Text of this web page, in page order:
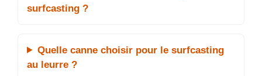
surfcasting ?
Quelle canne choisir pour le surfcasting
au leurre ?